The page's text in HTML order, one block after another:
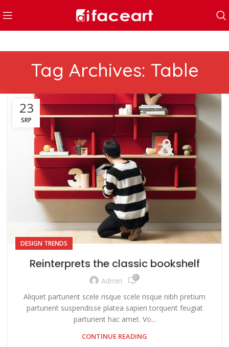
Tag Archives: Table
23
SRP
DESIGN TRENDS
Reinterprets the classic bookshelf
Admin 0
Aliquet parturient scele risque scele risque nibh pretium
parturient suspendisse platea sapien torquent feugiat
parturient hac amet. Vo...
CONTINUE READING